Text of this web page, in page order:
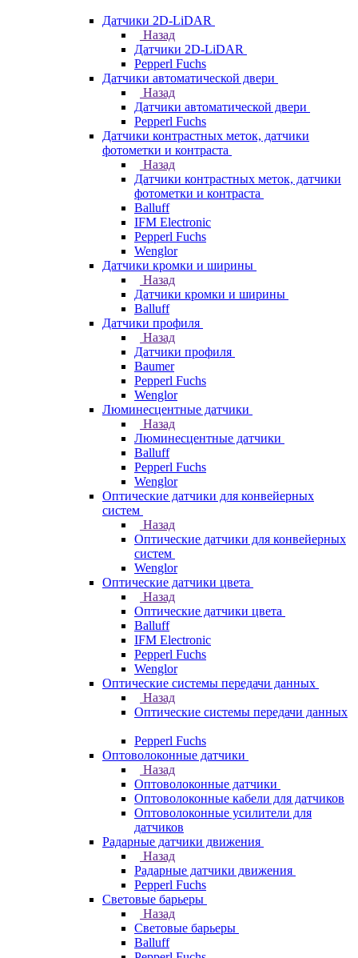
Датчики 2D-LiDAR
Назад
Датчики 2D-LiDAR
Pepperl Fuchs
Датчики автоматической двери
Назад
Датчики автоматической двери
Pepperl Fuchs
Датчики контрастных меток, датчики
фотометки и контраста
Назад
Датчики контрастных меток, датчики
фотометки и контраста
Balluff
IFM Electronic
Pepperl Fuchs
Wenglor
Датчики кромки и ширины
Назад
Датчики кромки и ширины
Balluff
Датчики профиля
Назад
Датчики профиля
Baumer
Pepperl Fuchs
Wenglor
Люминесцентные датчики
Назад
Люминесцентные датчики
Balluff
Pepperl Fuchs
Wenglor
Оптические датчики для конвейерных
систем
Назад
Оптические датчики для конвейерных
систем
Wenglor
Оптические датчики цвета
Назад
Оптические датчики цвета
Balluff
IFM Electronic
Pepperl Fuchs
Wenglor
Оптические системы передачи данных
Назад
Оптические системы передачи данных
Pepperl Fuchs
Оптоволоконные датчики
Назад
Оптоволоконные датчики
Оптоволоконные кабели для датчиков
Оптоволоконные усилители для
датчиков
Радарные датчики движения
Назад
Радарные датчики движения
Pepperl Fuchs
Световые барьеры
Назад
Световые барьеры
Balluff